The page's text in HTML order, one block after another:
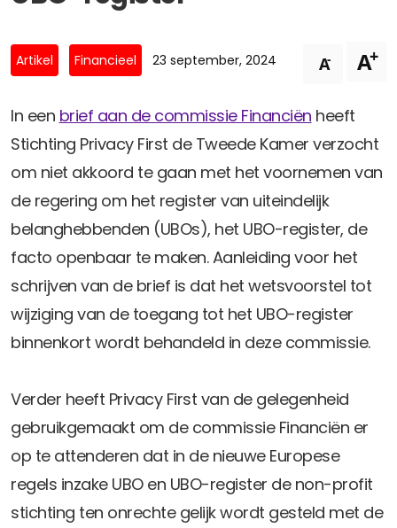
SpecifiekeToestemming.nl
Contact
ANBI Status
Playlist
Artikel Financieel 23 september, 2024 A- A+
In een brief aan de commissie Financiën heeft
Stichting Privacy First de Tweede Kamer verzocht
om niet akkoord te gaan met het voornemen van
de regering om het register van uiteindelijk
belanghebbenden (UBOs), het UBO-register, de
facto openbaar te maken. Aanleiding voor het
schrijven van de brief is dat het wetsvoorstel tot
wijziging van de toegang tot het UBO-register
binnenkort wordt behandeld in deze commissie.
Verder heeft Privacy First van de gelegenheid
gebruikgemaakt om de commissie Financiën er
op te attenderen dat in de nieuwe Europese
regels inzake UBO en UBO-register de non-profit
stichting ten onrechte gelijk wordt gesteld met de